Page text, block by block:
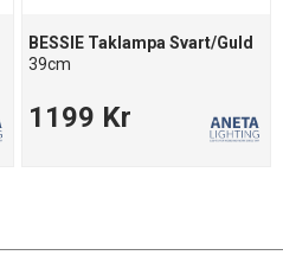
BESSIE Taklampa Svart/Guld
39cm
1199 Kr